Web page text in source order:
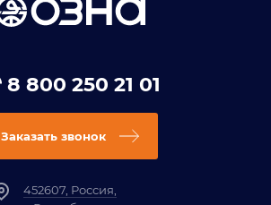
8 800 250 21 01
Заказать звонок
452607, Россия,